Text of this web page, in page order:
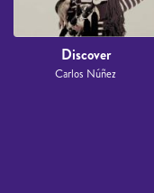
Discover
Carlos Núñez